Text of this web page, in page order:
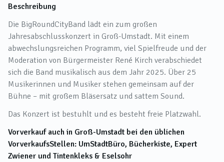
Beschreibung
Die BigRoundCityBand lädt ein zum großen
Jahresabschlusskonzert in Groß-Umstadt. Mit einem
abwechslungsreichen Programm, viel Spielfreude und der
Moderation von Bürgermeister René Kirch verabschiedet
sich die Band musikalisch aus dem Jahr 2025. Über 25
Musikerinnen und Musiker stehen gemeinsam auf der
Bühne – mit großem Bläsersatz und sattem Sound.
Das Konzert ist bestuhlt und es besteht freie Platzwahl.
Vorverkauf auch in Groß-Umstadt bei den üblichen
VorverkaufsStellen: UmStadtBüro, Bücherkiste, Expert
Zwiener und Tintenkleks & Eselsohr